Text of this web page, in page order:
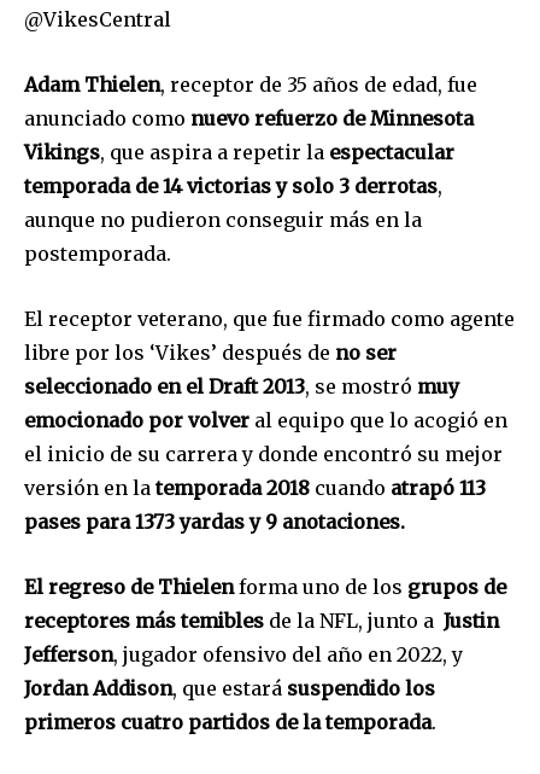
@VikesCentral
Adam Thielen, receptor de 35 años de edad, fue
anunciado como nuevo refuerzo de Minnesota
Vikings, que aspira a repetir la espectacular
temporada de 14 victorias y solo 3 derrotas,
aunque no pudieron conseguir más en la
postemporada.
El receptor veterano, que fue firmado como agente
libre por los ‘Vikes’ después de no ser
seleccionado en el Draft 2013, se mostró muy
emocionado por volver al equipo que lo acogió en
el inicio de su carrera y donde encontró su mejor
versión en latemporada 2018 cuando atrapó 113
pases para 1373 yardas y 9 anotaciones.
El regreso de Thielenforma uno de los grupos de
receptores más temibles de la NFL, junto a Justin
Jefferson, jugador ofensivo del año en 2022, y
Jordan Addison, que estará suspendido los
primeros cuatro partidos de la temporada.